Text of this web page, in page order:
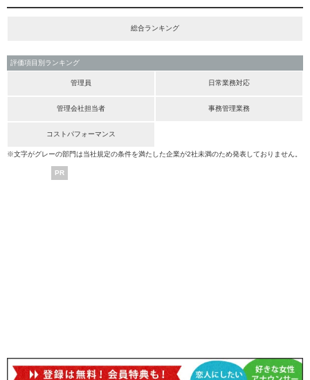
総合ランキング
評価項目別ランキング
管理員 日常業務対応
管理会社担当者 事務管理業務
コストパフォーマンス
※文字がグレーの部門は当社規定の条件を満たした企業が2社未満のため発表しておりません。
PR